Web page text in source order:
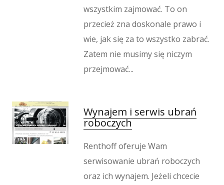
wszystkim zajmować. To on
przecież zna doskonale prawo i
wie, jak się za to wszystko zabrać.
Zatem nie musimy się niczym
przejmować...
Wynajem i serwis ubrań
roboczych
Renthoff oferuje Wam
serwisowanie ubrań roboczych
oraz ich wynajem. Jeżeli chcecie